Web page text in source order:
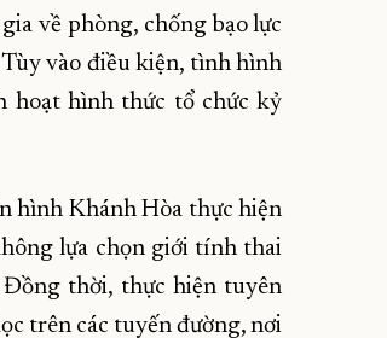
về phòng, chống bạo lực
vào điều kiện, tình hình
hoạt hình thức tổ chức kỷ
hình Khánh Hòa thực hiện
lựa chọn giới tính thai
thời, thực hiện tuyên
trên các tuyến đường, nơi